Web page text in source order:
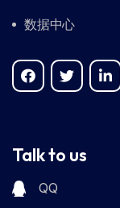
数据中心
Talk to us
QQ